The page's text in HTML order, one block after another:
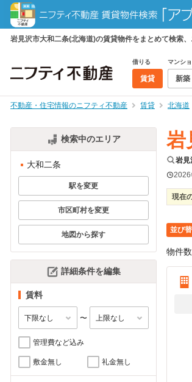
岩見沢市大和二条(北海道)の賃貸物件をまとめて検索
借りる
賃貸
マンシ
新築
不動産・住宅情報のニフティ不動産 賃貸 北海道
検索中のエリア
大和二条
駅を変更
市区町村を変更
地図から探す
詳細条件を編集
賃料
〜
管理費など込み
敷金無し 礼金無し
岩
岩見
2026
現在
並び替
物件数